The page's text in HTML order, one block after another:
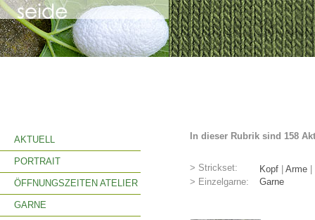
AKTUELL
PORTRAIT
ÖFFNUNGSZEITEN ATELIER
GARNE
In dieser Rubrik sind 158
> Strickset: Kopf Arme
> Einzelgarne:
Garne